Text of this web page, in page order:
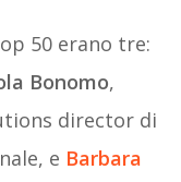
50 erano tre:
Bonomo,
director di
e Barbara